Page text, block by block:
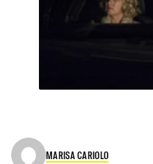
MARISA CARIOLO